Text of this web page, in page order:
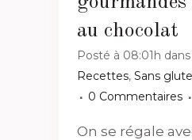
au chocolat
Posté à 08:01h dans
Recettes, Sans
0 Commentaires
On se régale